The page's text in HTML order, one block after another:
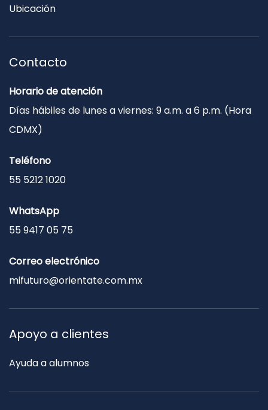
Ubicación
Contacto
Horario de atención
Días hábiles de lunes a viernes: 9 a.m. a 6 p.m. (Hora
CDMX)
Teléfono
55 5212 1020
WhatsApp
55 9417 05 75
Correo electrónico
mifuturo@orientate.com.mx
Apoyo a clientes
Ayuda a alumnos